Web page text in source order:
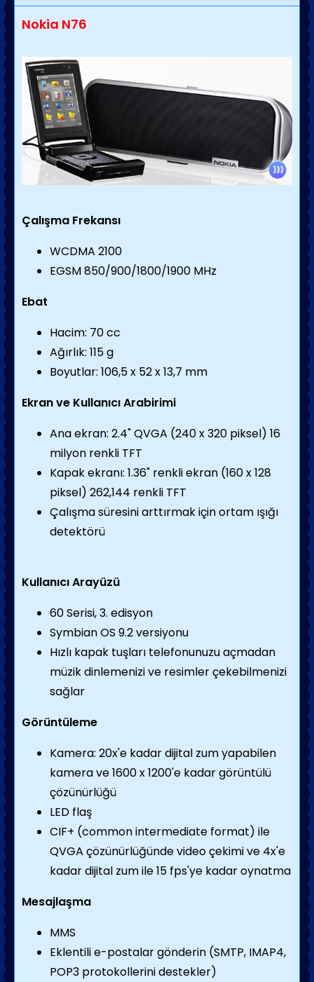
Nokia N76
Çalışma Frekansı
WCDMA 2100
EGSM 850/900/1800/1900 MHz
Ebat
Hacim: 70 cc
Ağırlık: 115 g
Boyutlar: 106,5 x 52 x 13,7 mm
Ekran ve Kullanıcı Arabirimi
Ana ekran: 2.4" QVGA (240 x 320 piksel) 16
milyon renkli TFT
Kapak ekranı: 1.36" renkli ekran (160 x 128
piksel) 262,144 renkli TFT
Çalışma süresini arttırmak için ortam ışığı
detektörü
Kullanıcı Arayüzü
60 Serisi, 3. edisyon
Symbian OS 9.2 versiyonu
Hızlı kapak tuşları telefonunuzu açmadan
müzik dinlemenizi ve resimler çekebilmenizi
sağlar
Görüntüleme
Kamera: 20x'e kadar dijital zum yapabilen
kamera ve 1600 x 1200'e kadar görüntülü
çözünürlüğü
LED flaş
CIF+ (common intermediate format) ile
QVGA çözünürlüğünde video çekimi ve 4x'e
kadar dijital zum ile 15 fps'ye kadar oynatma
Mesajlaşma
MMS
Eklentili e-postalar gönderin (SMTP, IMAP4,
POP3 protokollerini destekler)